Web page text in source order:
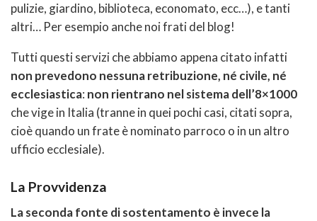
pulizie, giardino, biblioteca, economato, ecc…), e tanti
altri… Per esempio anche noi frati del blog!
Tutti questi servizi che abbiamo appena citato infatti
non prevedono nessuna retribuzione, né civile, né
ecclesiastica: non rientrano nel sistema dell’8×1000
che vige in Italia (tranne in quei pochi casi, citati sopra,
cioè quando un frate è nominato parroco o in un altro
ufficio ecclesiale).
La Provvidenza
La seconda fonte di sostentamento è invece la